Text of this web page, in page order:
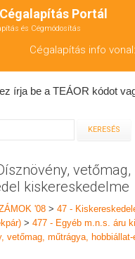
Portál
és Cégmódosítás
Cégalapítás info vonal:
írja be a TEÁOR kódot
kiskereskedelme
'08 > 47 -
> 477 - Egyéb m.n.s. áru
vetőmag, műtrágya, hobbiállat-